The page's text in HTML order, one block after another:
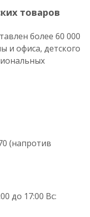
товаров
более 60 000
и офиса, детского
(напротив
до 17:00 Вс: